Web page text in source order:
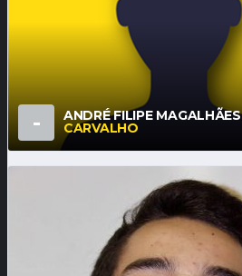
- ANDRÉ FILIPE MAGALHÃES
CARVALHO